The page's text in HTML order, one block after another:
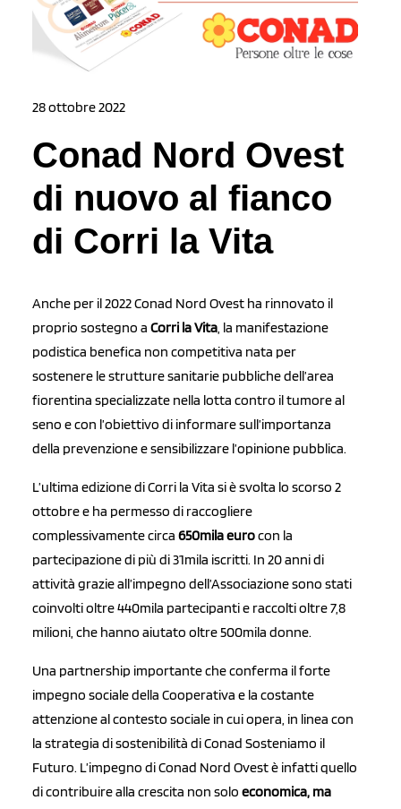
28 ottobre 2022
Conad Nord Ovest
di nuovo al fianco
di Corri la Vita
Anche per il 2022 Conad Nord Ovest ha rinnovato il
proprio sostegno a Corri la Vita, la manifestazione
podistica benefica non competitiva nata per
sostenere le strutture sanitarie pubbliche dell’area
fiorentina specializzate nella lotta contro il tumore al
seno e con l’obiettivo di informare sull’importanza
della prevenzione e sensibilizzare l’opinione pubblica.
L’ultima edizione di Corri la Vita si è svolta lo scorso 2
ottobre e ha permesso di raccogliere
complessivamente circa 650mila eurocon la
partecipazione di più di 31mila iscritti. In 20 anni di
attività grazie all’impegno dell’Associazione sono stati
coinvolti oltre 440mila partecipanti e raccolti oltre 7,8
milioni, che hanno aiutato oltre 500mila donne.
Una partnership importante che conferma il forte
impegno sociale della Cooperativa e la costante
attenzione al contesto sociale in cui opera, in linea con
la strategia di sostenibilità di Conad Sosteniamo il
Futuro. L’impegno di Conad Nord Ovest è infatti quello
di contribuire alla crescita non solo economica, ma